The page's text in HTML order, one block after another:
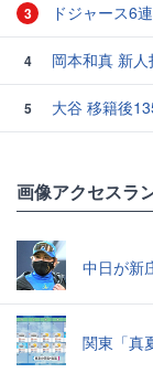
3 ドジャース6
4 岡本和真 新
5
大谷 移籍後
画像アクセスラ
中日が新
関東「真